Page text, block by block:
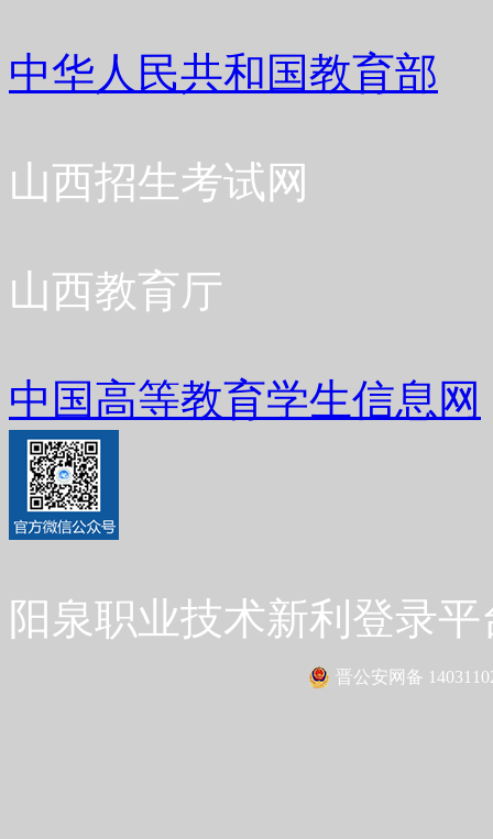
中华人民共和国教育部
山西招生考试网
山西教育厅
中国高等教育学生信息网
阳泉职业技术新利登录
晋公安网备